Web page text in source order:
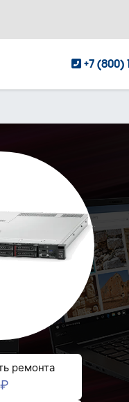
+7 (800)
ремонта